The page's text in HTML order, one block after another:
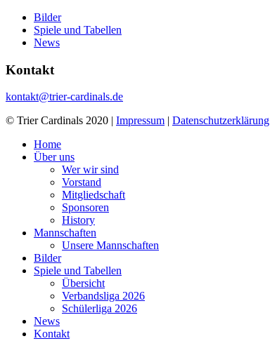
Bilder
Spiele und Tabellen
News
Kontakt
kontakt@trier-cardinals.de
© Trier Cardinals 2020 | Impressum | Datenschutzerklärung
Home
Über uns
Wer wir sind
Vorstand
Mitgliedschaft
Sponsoren
History
Mannschaften
Unsere Mannschaften
Bilder
Spiele und Tabellen
Übersicht
Verbandsliga 2026
Schülerliga 2026
News
Kontakt